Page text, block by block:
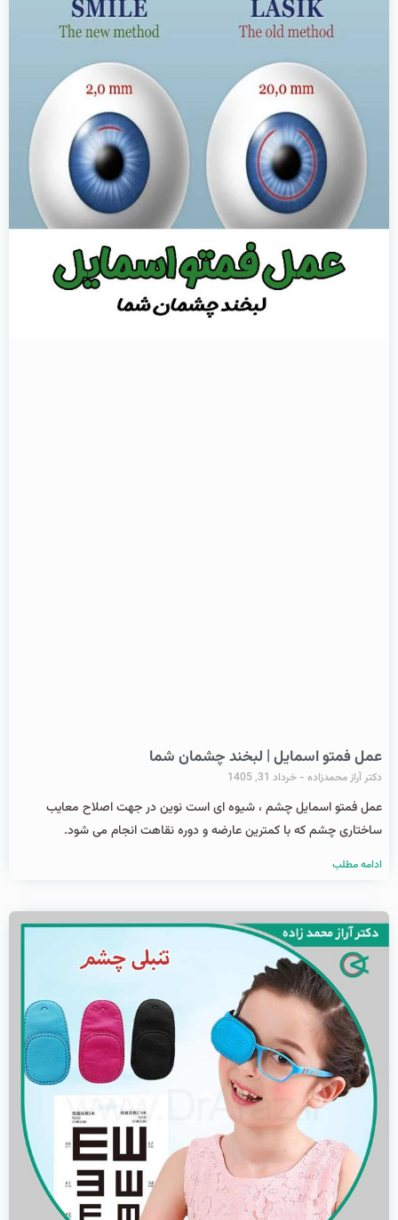
عمل فمتو اسمایل | لبخند چشمان شما
دکتر آراز محمدزاده خرداد 31, 1405
عمل فمتو اسمایل چشم ، شیوه ای است نوین در جهت اصلاح معایب
ساختاری چشم که با کمترین عارضه و دوره نقاهت انجام می شود.
ادامه مطلب